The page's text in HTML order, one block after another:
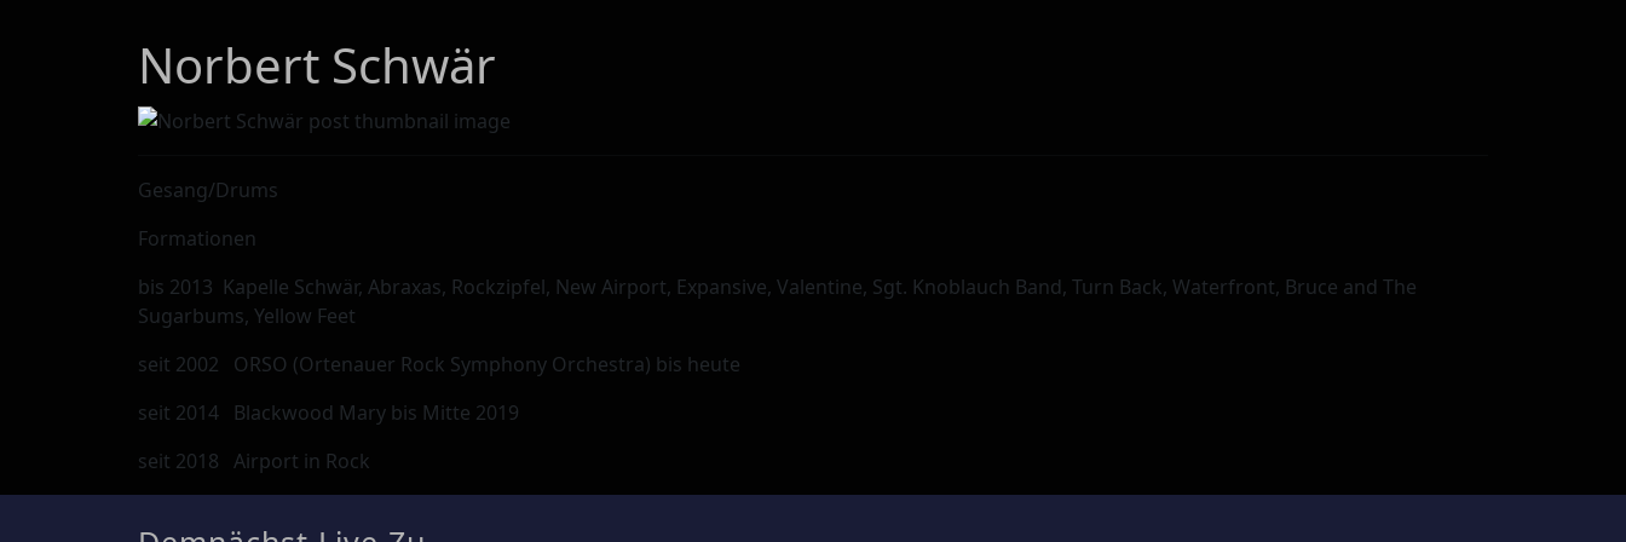
Norbert Schwär
Gesang/Drums
Formationen
bis 2013 Kapelle Schwär, Abraxas, Rockzipfel, New Airport, Expansive, Valentine, Sgt. Knoblauch Band, Turn Back, Waterfront, Bruce and The
Sugarbums, Yellow Feet
seit 2002 ORSO (Ortenauer Rock Symphony Orchestra) bis heute
seit 2014 Blackwood Mary bis Mitte 2019
seit 2018 Airport in Rock